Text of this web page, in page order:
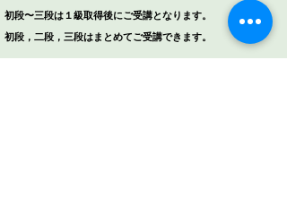
初段〜三段は１級取得後にご受講となります。
初段，二段，三段はまとめてご受講できます。